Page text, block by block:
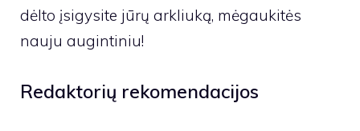
dėlto įsigysite jūrų arkliuką, mėgaukitės
nauju augintiniu!
Redaktorių rekomendacijos